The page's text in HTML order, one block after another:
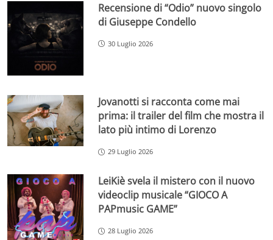
Recensione di “Odio” nuovo singolo
di Giuseppe Condello
30 Luglio 2026
Jovanotti si racconta come mai
prima: il trailer del film che mostra il
lato più intimo di Lorenzo
29 Luglio 2026
LeiKiè svela il mistero con il nuovo
videoclip musicale “GIOCO A
PAPmusic GAME”
28 Luglio 2026